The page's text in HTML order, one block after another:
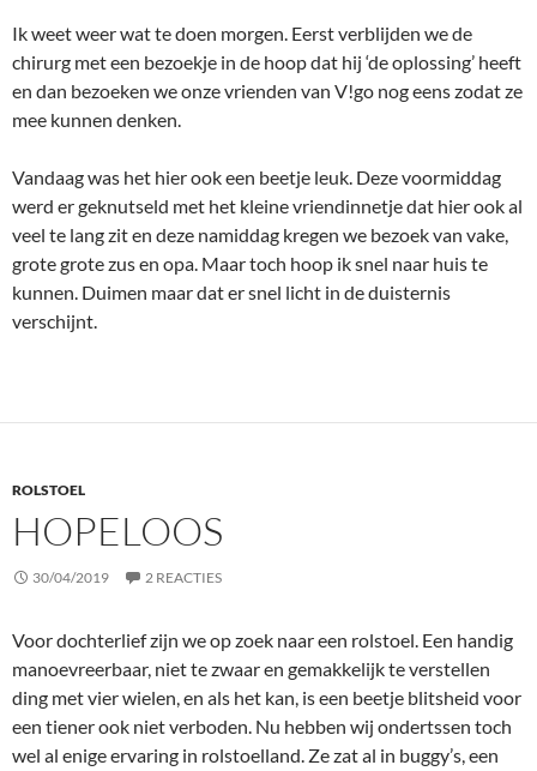
Ik weet weer wat te doen morgen. Eerst verblijden we de
chirurg met een bezoekje in de hoop dat hij ‘de oplossing’ heeft
en dan bezoeken we onze vrienden van V!go nog eens zodat ze
mee kunnen denken.
Vandaag was het hier ook een beetje leuk. Deze voormiddag
werd er geknutseld met het kleine vriendinnetje dat hier ook al
veel te lang zit en deze namiddag kregen we bezoek van vake,
grote grote zus en opa. Maar toch hoop ik snel naar huis te
kunnen. Duimen maar dat er snel licht in de duisternis
verschijnt.
ROLSTOEL
HOPELOOS
30/04/2019 2 REACTIES
Voor dochterlief zijn we op zoek naar een rolstoel. Een handig
manoevreerbaar, niet te zwaar en gemakkelijk te verstellen
ding met vier wielen, en als het kan, is een beetje blitsheid voor
een tiener ook niet verboden. Nu hebben wij ondertssen toch
wel al enige ervaring in rolstoelland. Ze zat al in buggy’s, een